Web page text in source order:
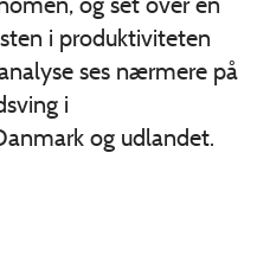
i produktiviteten
ses nærmere på
i
og udlandet.